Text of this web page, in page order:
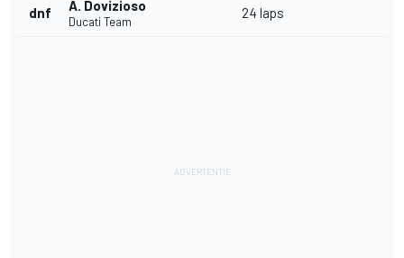
dnf A. Dovizioso
Ducati Team
24 laps